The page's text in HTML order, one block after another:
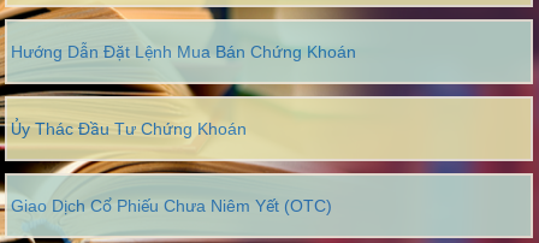
Hướng Dẫn Đặt Lệnh Mua Bán Chứng Khoán
Ủy Thác Đầu Tư Chứng Khoán
Giao Dịch Cổ Phiếu Chưa Niêm Yết (OTC)